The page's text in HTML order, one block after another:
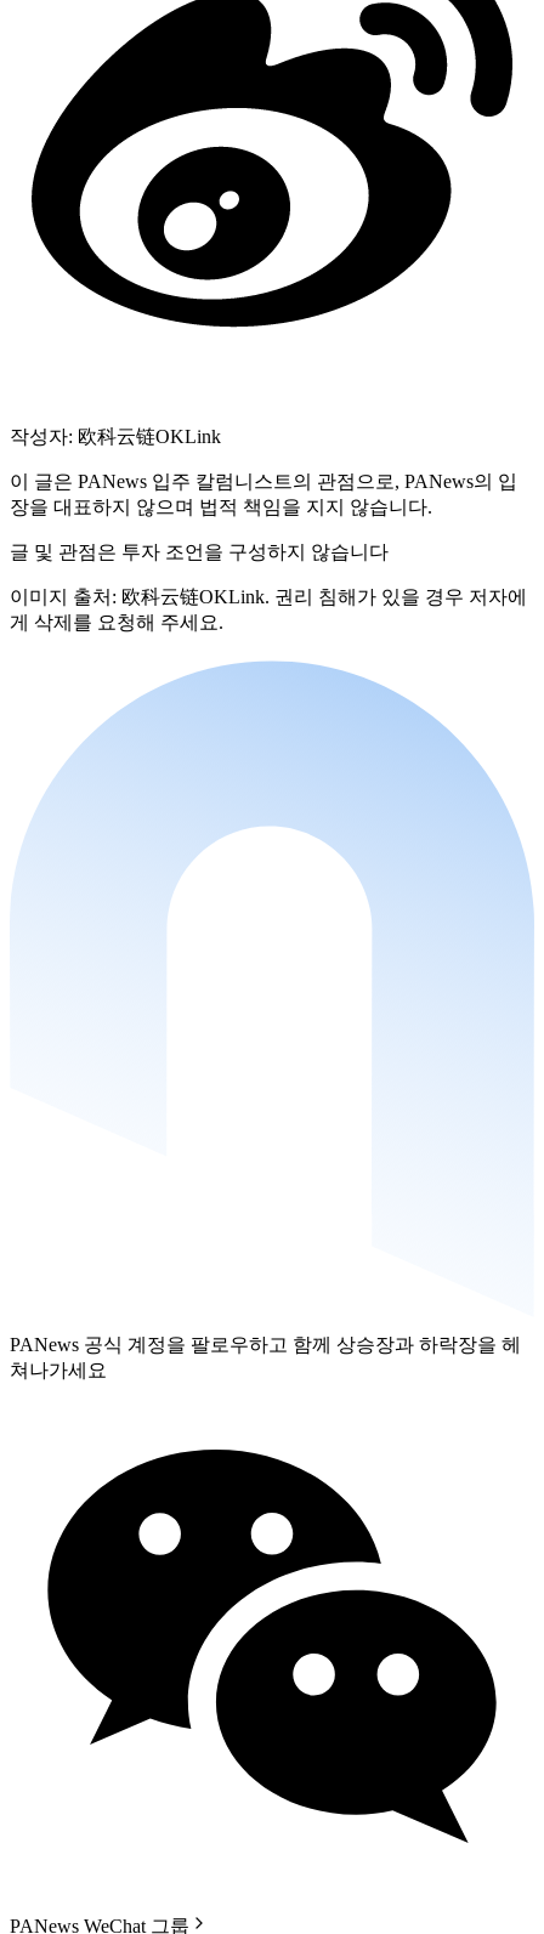
작성자: 欧科云链OKLink
이 글은 PANews 입주 칼럼니스트의 관점으로, PANews의 입
장을 대표하지 않으며 법적 책임을 지지 않습니다.
글 및 관점은 투자 조언을 구성하지 않습니다
이미지 출처: 欧科云链OKLink. 권리 침해가 있을 경우 저자에
게 삭제를 요청해 주세요.
PANews 공식 계정을 팔로우하고 함께 상승장과 하락장을 헤
쳐나가세요
PANews WeChat 그룹